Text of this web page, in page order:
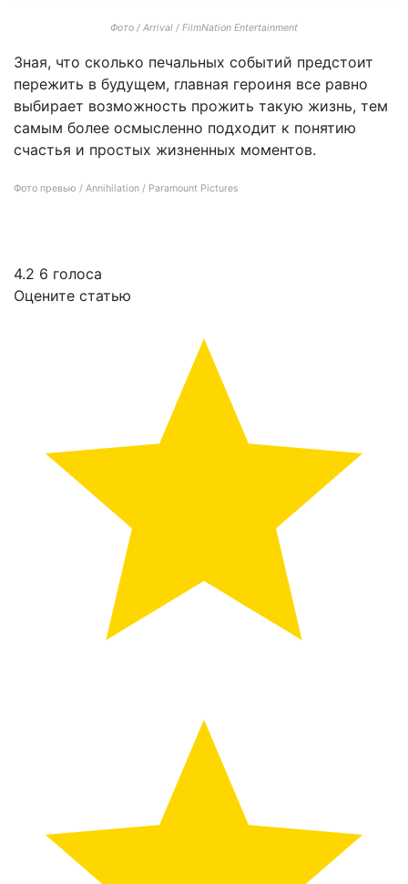
Фото / Arrival / FilmNation Entertainment
Зная, что сколько печальных событий предстоит
пережить в будущем, главная героиня все равно
выбирает возможность прожить такую жизнь, тем
самым более осмысленно подходит к понятию
счастья и простых жизненных моментов.
Фото превью / Annihilation / Paramount Pictures
4.2 6 голоса
Оцените статью